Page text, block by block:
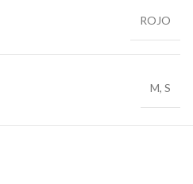
ROJO
M,S